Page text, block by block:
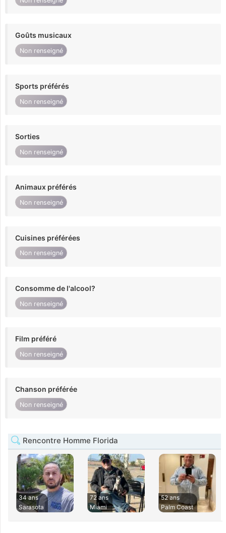
Goûts musicaux
Non renseigné
Sports préférés
Non renseigné
Sorties
Non renseigné
Animaux préférés
Non renseigné
Cuisines préférées
Non renseigné
Consomme de l'alcool?
Non renseigné
Film préféré
Non renseigné
Chanson préférée
Non renseigné
Rencontre Homme Florida
34 ans
Sarasota
72 ans
Miami
52 ans
Palm Coast